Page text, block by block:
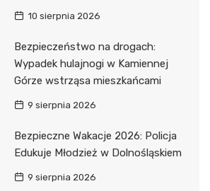
10 sierpnia 2026
Bezpieczeństwo na drogach:
Wypadek hulajnogi w Kamiennej
Górze wstrząsa mieszkańcami
9 sierpnia 2026
Bezpieczne Wakacje 2026: Policja
Edukuje Młodzież w Dolnośląskiem
9 sierpnia 2026